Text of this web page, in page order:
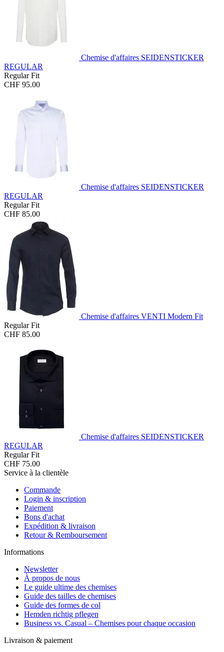
Chemise d'affaires SEIDENSTICKER
REGULAR
Regular Fit
CHF 95.00
Chemise d'affaires SEIDENSTICKER
REGULAR
Regular Fit
CHF 85.00
Chemise d'affaires VENTI Modern Fit
Regular Fit
CHF 85.00
Chemise d'affaires SEIDENSTICKER
REGULAR
Regular Fit
CHF 75.00
Service à la clientèle
Commande
Login & inscription
Paiement
Bons d'achat
Expédition & livraison
Retour & Remboursement
Informations
Newsletter
À propos de nous
Le guide ultime des chemises
Guide des tailles de chemises
Guide des formes de col
Hemden richtig pflegen
Business vs. Casual – Chemises pour chaque occasion
Livraison & paiement